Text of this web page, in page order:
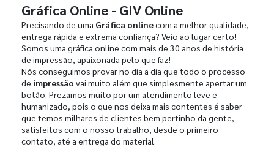
Gráfica Online - GIV Online
Precisando de uma Gráfica onlinecom a melhor qualidade,
entrega rápida e extrema confiança? Veio ao lugar certo!
Somos uma gráfica online com mais de 30 anos de história
de impressão, apaixonada pelo que faz!
Nós conseguimos provar no dia a dia que todo o processo
de impressão vai muito além que simplesmente apertar um
botão. Prezamos muito por um atendimento leve e
humanizado, pois o que nos deixa mais contentes é saber
que temos milhares de clientes bem pertinho da gente,
satisfeitos com o nosso trabalho, desde o primeiro
contato, até a entrega do material.